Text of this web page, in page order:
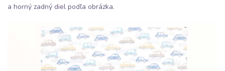
a horný zadný diel podľa obrázka.